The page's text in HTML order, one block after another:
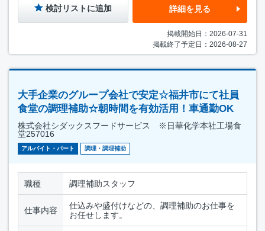
検討リストに追加 詳細を見る
掲載開始日：2026-07-31
掲載終了予定日：2026-08-27
大手企業のグループ会社で安定☆福井市にて社員
食堂の調理補助☆朝時間を有効活用！車通勤OK
株式会社シダックスフードサービス ※日華化学本社工場食
堂257016
アルバイト・パート 調理・調理補助
職種 調理補助スタッフ
仕事内容
仕込みや盛付けなどの、調理補助のお仕事を
お任せします。